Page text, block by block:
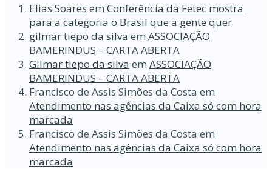
Elias Soares em Conferência da Fetec mostra
para a categoria o Brasil que a gente quer
gilmar tiepo da silva em ASSOCIAÇÃO
BAMERINDUS – CARTA ABERTA
Gilmar tiepo da silva em ASSOCIAÇÃO
BAMERINDUS – CARTA ABERTA
Francisco de Assis Simões da Costa em
Atendimento nas agências da Caixa só com hora
marcada
Francisco de Assis Simões da Costa em
Atendimento nas agências da Caixa só com hora
marcada